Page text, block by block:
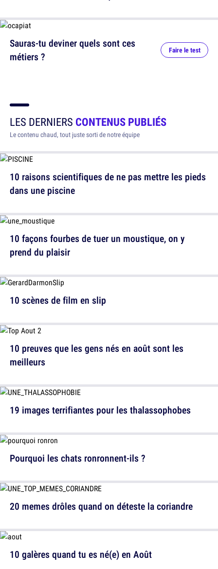
Sauras-tu deviner quels sont ces
métiers ?
Faire le test
LES DERNIERS CONTENUS PUBLIÉS
Le contenu chaud, tout juste sorti de notre équipe
10 raisons scientifiques de ne pas mettre les pieds
dans une piscine
10 scènes de film en slip
19 images terrifiantes pour les thalassophobes
20 memes drôles quand on déteste la coriandre
10 façons fourbes de tuer un moustique, on y
prend du plaisir
10 preuves que les gens nés en août sont les
meilleurs
Pourquoi les chats ronronnent-ils ?
10 galères quand tu es né(e) en Août